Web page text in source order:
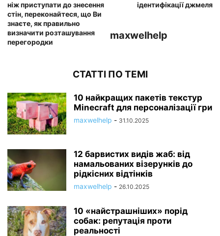
ніж приступати до знесення
стін, переконайтеся, що Ви
знаєте, як правильно
визначити розташування
перегородки
ідентифікації джмеля
maxwelhelp
СТАТТІ ПО ТЕМІ
10 найкращих пакетів текстур
Minecraft для персоналізації гри
maxwelhelp - 31.10.2025
12 барвистих видів жаб: від
намальованих візерунків до
рідкісних відтінків
maxwelhelp - 26.10.2025
10 «найстрашніших» порід
собак: репутація проти
реальності